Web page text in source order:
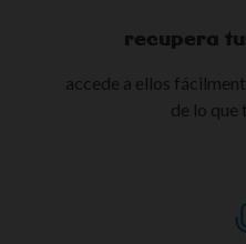
recupera
accede a ellos
de lo que